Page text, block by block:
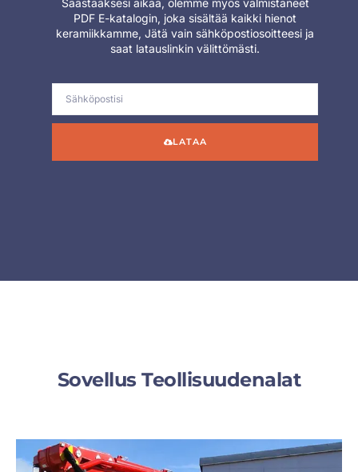
Säästääksesi aikaa, olemme myös valmistaneet
PDF E-katalogin, joka sisältää kaikki hienot
keramiikkamme, Jätä vain sähköpostiosoitteesi ja
saat latauslinkin välittömästi.
LATAA
Sovellus Teollisuudenalat